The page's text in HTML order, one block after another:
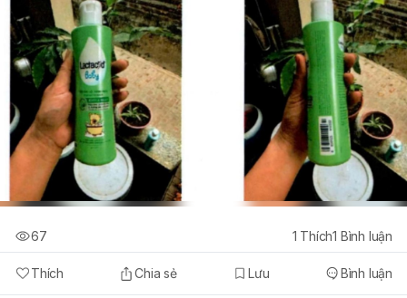
Thích Chia sẻ Lưu Bình luận
67 1 Thích1 Bình luận